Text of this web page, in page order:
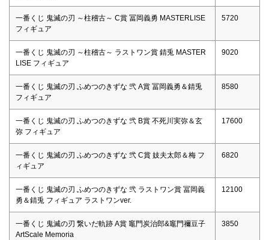
一番くじ 鬼滅の刃 ～柱稽古～ C賞 冨岡義勇 MASTERLISE
フィギュア
5720
一番くじ 鬼滅の刃 ～柱稽古～ ラストワン賞 錆兎 MASTER
LISE フィギュア
9020
一番くじ 鬼滅の刃 ふめつのきずな 弐 A賞 冨岡義勇＆錆兎
フィギュア
8580
一番くじ 鬼滅の刃 ふめつのきずな 弐 B賞 不死川実弥＆玄
弥 フィギュア
17600
一番くじ 鬼滅の刃 ふめつのきずな 弐 C賞 妓夫太郎＆梅 フ
ィギュア
6820
一番くじ 鬼滅の刃 ふめつのきずな 弐 ラストワン賞 冨岡義
勇＆錆兎 フィギュア ラストワンver.
12100
一番くじ 鬼滅の刃 繋いだ軌跡 A賞 竈門炭治郎&竈門禰豆子
ArtScale Memoria
3850